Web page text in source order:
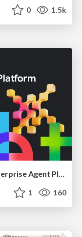
0 1.5k
1 160